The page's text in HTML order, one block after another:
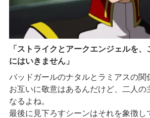
「ストライクとアークエンジェルを
にはいきません」
バッドガールのナタルとラミアスの関
お互いに敬意はあるんだけど、二人の
なるよね。
最後に見下ろすシーンはそれを象徴し